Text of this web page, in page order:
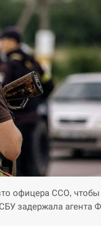
офицера ССО, чтобы
задержала агента